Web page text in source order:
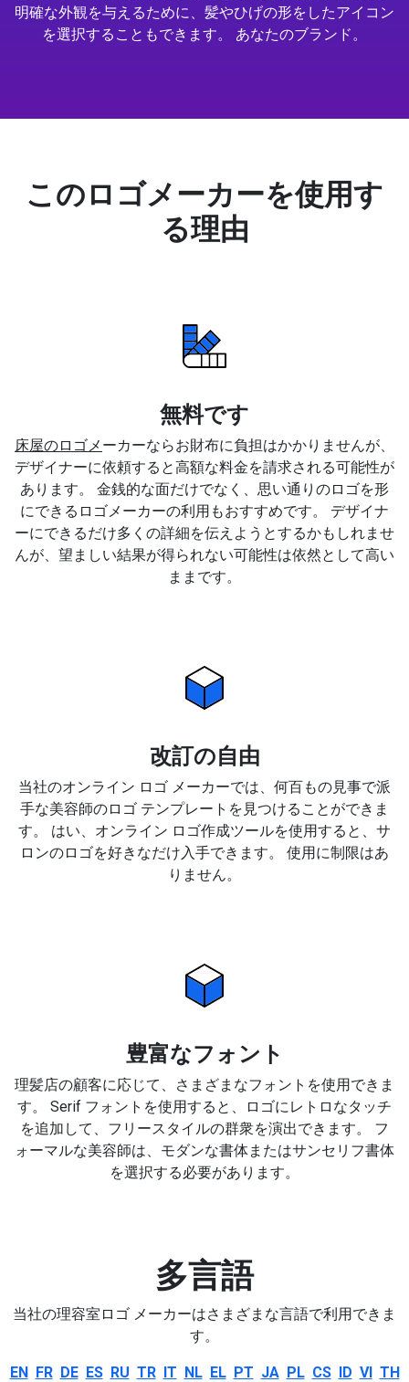
明確な外観を与えるために、髪やひげの形をしたアイコン
を選択することもできます。 あなたのブランド。
このロゴメーカーを使用す
る理由
無料です
床屋のロゴメ ーカーならお財布に負担はかかりませんが、
デザイナーに依頼すると高額な料金を請求される可能性が
あります。 金銭的な面だけでなく、思い通りのロゴを形
にできるロゴメーカーの利用もおすすめです。 デザイナ
ーにできるだけ多くの詳細を伝えようとするかもしれませ
んが、望ましい結果が得られない可能性は依然として高い
ままです。
改訂の自由
当社のオンライン ロゴ メーカーでは、何百もの見事で派
手な美容師のロゴ テンプレートを見つけることができま
す。 はい、オンライン ロゴ作成ツールを使用すると、サ
ロンのロゴを好きなだけ入手できます。 使用に制限はあ
りません。
豊富なフォント
理髪店の顧客に応じて、さまざまなフォントを使用できま
す。 Serif フォントを使用すると、ロゴにレトロなタッチ
を追加して、フリースタイルの群衆を演出できます。 フ
ォーマルな美容師は、モダンな書体またはサンセリフ書体
を選択する必要があります。
多言語
当社の理容室ロゴ メーカーはさまざまな言語で利用できま
す。
EN FR DE ES RU TR IT NL EL PT JA PL CS ID VI TH